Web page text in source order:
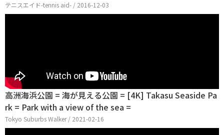
テニスエイド-tennis aid- / 2016-12-03
高洲海浜公園 = 海が見える公園 = [4K] Takasu Seaside Pa
rk = Park with a view of the sea =
Tokyo Suburbs Walker / 2021-02-16